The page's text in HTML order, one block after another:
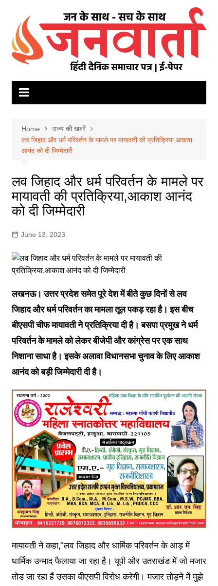
content
Home
राज्य की खबरें
लव जिहाद और धर्म परिवर्तन के मामले पर मायावती की प्रतिक्रिया,आकाश
आनंद को दी जिम्मेदारी
लव जिहाद और धर्म परिवर्तन के मामले पर
मायावती की प्रतिक्रिया,आकाश आनंद
को दी जिम्मेदारी
June 13, 2023
लखनऊ। उत्तर प्रदेश समेत पूरे देश में बीते कुछ दिनों से लव
जिहाद और धर्म परिवर्तन का मामला तूल पकड़ रहा है। इस बीच
बीएसपी चीफ मायावती ने प्रतिक्रिया दी है। बसपा प्रमुख ने धर्म
परिवर्तन के मामले को लेकर बीजेपी और कांग्रेस पर एक साथ
निशाना साधा है। इसके अलावा विधानसभा चुनाव के लिए आकाश
आनंद को बड़ी जिम्मेदारी दी है।
मायावती ने कहा,”लव जिहाद और धार्मिक परिवर्तन के आड़ में
धार्मिक उन्माद फैलाया जा रहा है। यूपी और उतराखंड में जो मजार
तोड जा रहा हैं उसका बीएसपी विरोध करेगी। मजार तोड़ने में मुझे